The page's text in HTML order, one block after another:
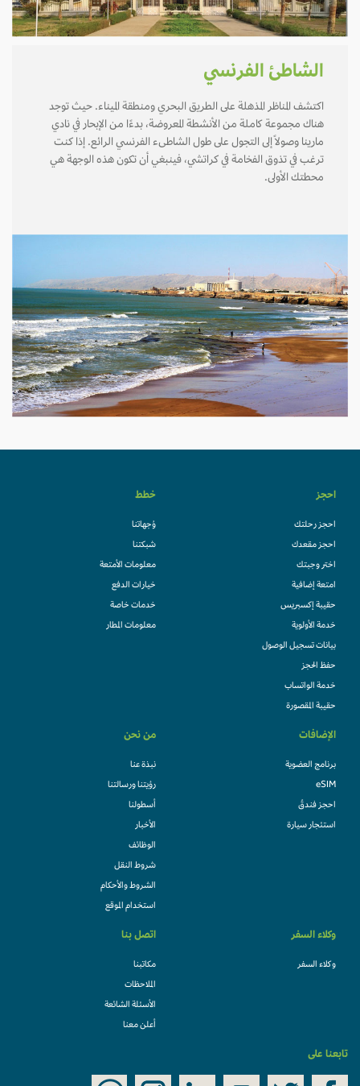
الشاطئ الفرنسي
اكتشف المناظر المذهلة على الطريق البحري ومنطقة الميناء. حيث توجد
هناك مجموعة كاملة من الأنشطة المعروضة، بدءًا من الإبحار في نادي
مارينا وصولاً إلى التجول على طول الشاطىء الفرنسي الرائع. إذا كنت
ترغب في تذوق الفخامة في كراتشي، فينبغي أن تكون هذه الوجهة هي
محطتك الأولى.
احجز
احجز رحلتك
احجز مقعدك
اختر وجبتك
امتعة إضافية
حقيبة إكسبريس
خدمة الأولوية
بيانات تسجيل الوصول
حفظ الحجز
خدمة الواتساب
حقيبة المقصورة
خطط
وُجهاتنا
شبكتنا
معلومات الأمتعة
خيارات الدفع
خدمات خاصة
معلومات المطار
الإضافات
برنامج العضوية
eSIM
احجز فندقً
استئجار سيارة
من نحن
نبذة عنا
رؤيتنا ورسالتنا
أسطولنا
الأخبار
الوظائف
شروط النقل
الشروط والأحكام
استخدام الموقع
وكلاء السفر
وكلاء السفر
اتصل بنا
مكاتبنا
الملاحظات
الأسئلة الشائعة
أعلن معنا
تابعنا على